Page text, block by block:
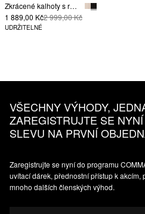
Zkrácené kalhoty s rozšířenými nohavicemi z bavlněného streče
1 889,00 Kč2 999,00 Kč
UDRŽITELNÉ
VŠECHNY VÝHODY,
ZAREGISTRUJTE SE
SLEVU NA PRVNÍ
Zaregistrujte se nyní do programu
uvítací dárek, přednostní přístup k
mnoho dalších členských výhod.